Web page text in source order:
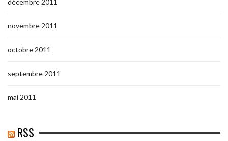
décembre 2011
novembre 2011
octobre 2011
septembre 2011
mai 2011
RSS